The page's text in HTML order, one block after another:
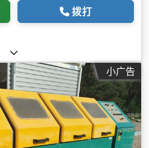
拨打
小广告